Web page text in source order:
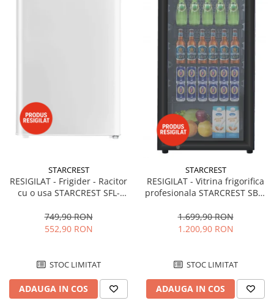
STARCREST
RESIGILAT - Frigider - Racitor
cu o usa STARCREST SFL-
92L, Iluminare interioara,H 83
cm, Alb
749,90 RON
552,90 RON
STOC LIMITAT
ADAUGA IN COS
STARCREST
RESIGILAT - Vitrina frigorifica
profesionala STARCREST SBC-
reglabil, Iluminare LED, H 104
cm, Negru
1.699,90 RON
1.200,90 RON
STOC LIMITAT
ADAUGA IN COS